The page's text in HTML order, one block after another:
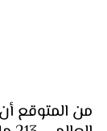
من المتوقع